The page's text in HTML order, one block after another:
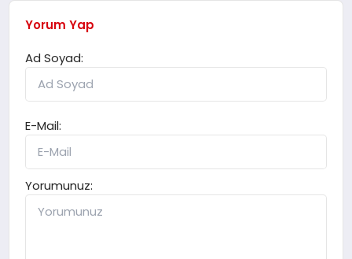
Yorum Yap
Ad Soyad:
E-Mail:
Yorumunuz: